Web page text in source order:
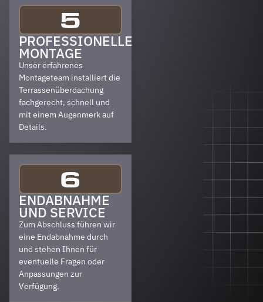
5
PROFESSIONELLE
MONTAGE
Unser erfahrenes
Montageteam installiert die
Terrassenüberdachung
fachgerecht, schnell und
mit einem Augenmerk auf
Details.
6
ENDABNAHME
UND SERVICE
Zum Abschluss führen wir
eine Endabnahme durch
und stehen Ihnen für
eventuelle Fragen oder
Anpassungen zur
Verfügung.